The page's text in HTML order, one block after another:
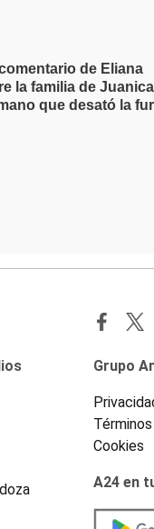
de Eliana
la familia de
que desató la
Grupo
Cookies
A24 en